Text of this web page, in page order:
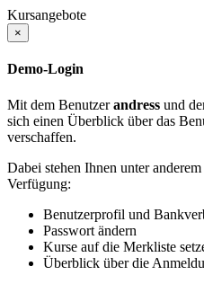
Kursangebote
×
Demo-Login
Mit dem Benutzerandress und
sich einen Überblick über das
verschaffen.
Dabei stehen Ihnen unter
Verfügung:
Benutzerprofil und
Passwort ändern
Kurse auf die Merkliste
Überblick über die